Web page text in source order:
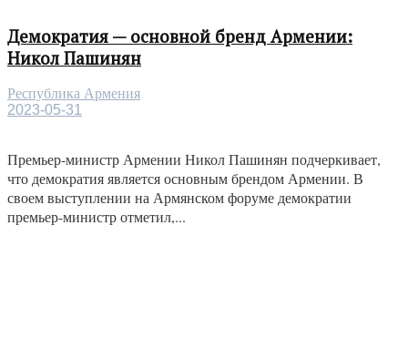
Демократия — основной бренд Армении:
Никол Пашинян
Республика Армения
2023-05-31
Премьер-министр Армении Никол Пашинян подчеркивает,
что демократия является основным брендом Армении. В
своем выступлении на Армянском форуме демократии
премьер-министр отметил,...